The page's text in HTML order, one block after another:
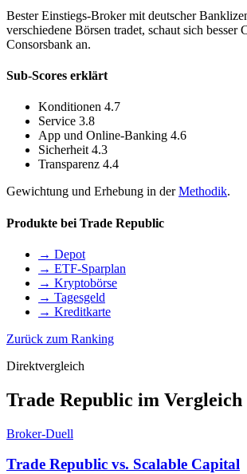
Bester Einstiegs-Broker mit deutscher
verschiedene Börsen tradet, schaut sich besser
Consorsbank an.
Sub-Scores erklärt
Konditionen 4.7
Service 3.8
App und Online-Banking 4.6
Sicherheit 4.3
Transparenz 4.4
Gewichtung und Erhebung in derMethodik.
Produkte bei Trade Republic
→ Depot
→ ETF-Sparplan
→ Kryptobörse
→ Tagesgeld
→ Kreditkarte
Zurück zum Ranking
Direktvergleich
Trade Republic im Vergleich
Broker-Duell
Trade Republic vs. Scalable Capital